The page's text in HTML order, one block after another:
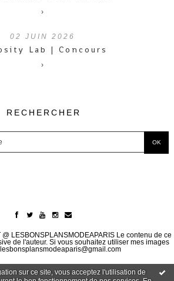
sur ce site, vous acceptez l'utilisation de
›
02 JUIN 2026
Lab | Concours
›
RECHERCHER
LESBONSPLANSMODEAPARIS Le contenu de ce
de l'auteur. Si vous souhaitez utiliser mes images